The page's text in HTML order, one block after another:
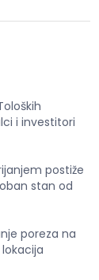
i investitori
postiže
stan od
poreza na